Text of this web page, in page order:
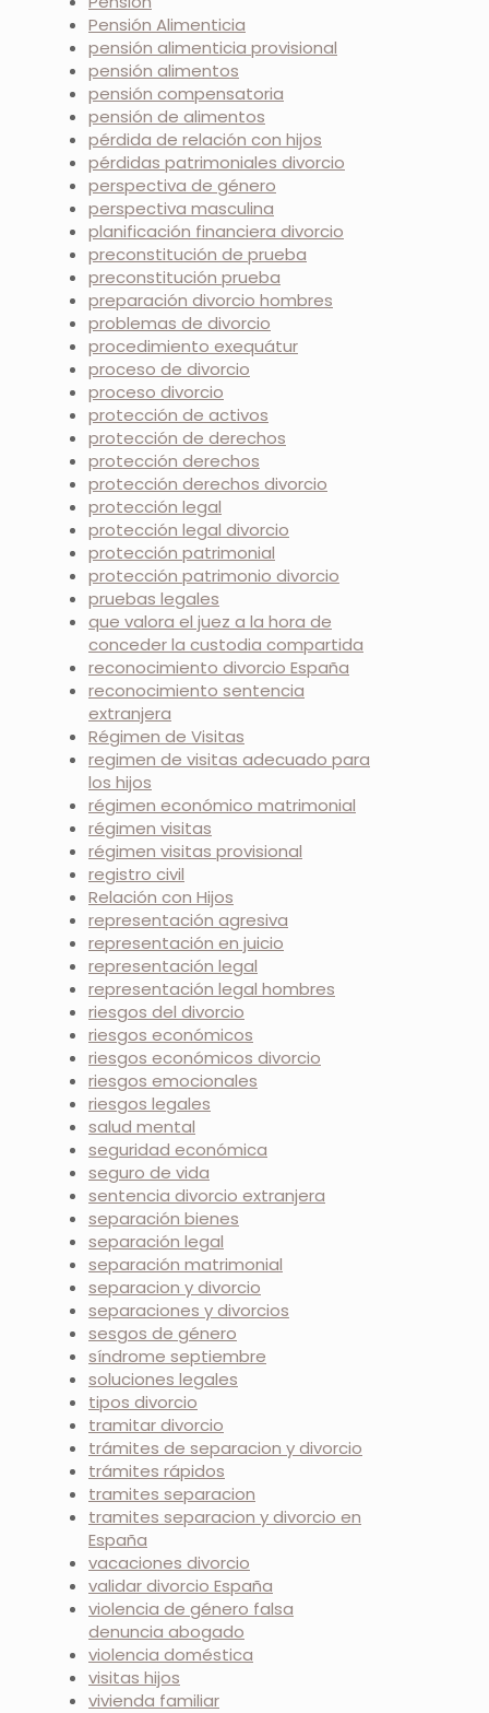
Pensión Alimenticia
pensión alimenticia provisional
pensión alimentos
pensión compensatoria
pensión de alimentos
pérdida de relación con hijos
pérdidas patrimoniales divorcio
perspectiva de género
perspectiva masculina
planificación financiera divorcio
preconstitución de prueba
preconstitución prueba
preparación divorcio hombres
problemas de divorcio
procedimiento exequátur
proceso de divorcio
proceso divorcio
protección de activos
protección de derechos
protección derechos
protección derechos divorcio
protección legal
protección legal divorcio
protección patrimonial
protección patrimonio divorcio
pruebas legales
que valora el juez a la hora de
conceder la custodia compartida
reconocimiento divorcio España
reconocimiento sentencia
extranjera
Régimen de Visitas
regimen de visitas adecuado para
los hijos
régimen económico matrimonial
régimen visitas
régimen visitas provisional
registro civil
Relación con Hijos
representación agresiva
representación en juicio
representación legal
representación legal hombres
riesgos del divorcio
riesgos económicos
riesgos económicos divorcio
riesgos emocionales
riesgos legales
salud mental
seguridad económica
seguro de vida
sentencia divorcio extranjera
separación bienes
separación legal
separación matrimonial
separacion y divorcio
separaciones y divorcios
sesgos de género
síndrome septiembre
soluciones legales
tipos divorcio
tramitar divorcio
trámites de separacion y divorcio
trámites rápidos
tramites separacion
tramites separacion y divorcio en
España
vacaciones divorcio
validar divorcio España
violencia de género falsa
denuncia abogado
violencia doméstica
visitas hijos
vivienda familiar